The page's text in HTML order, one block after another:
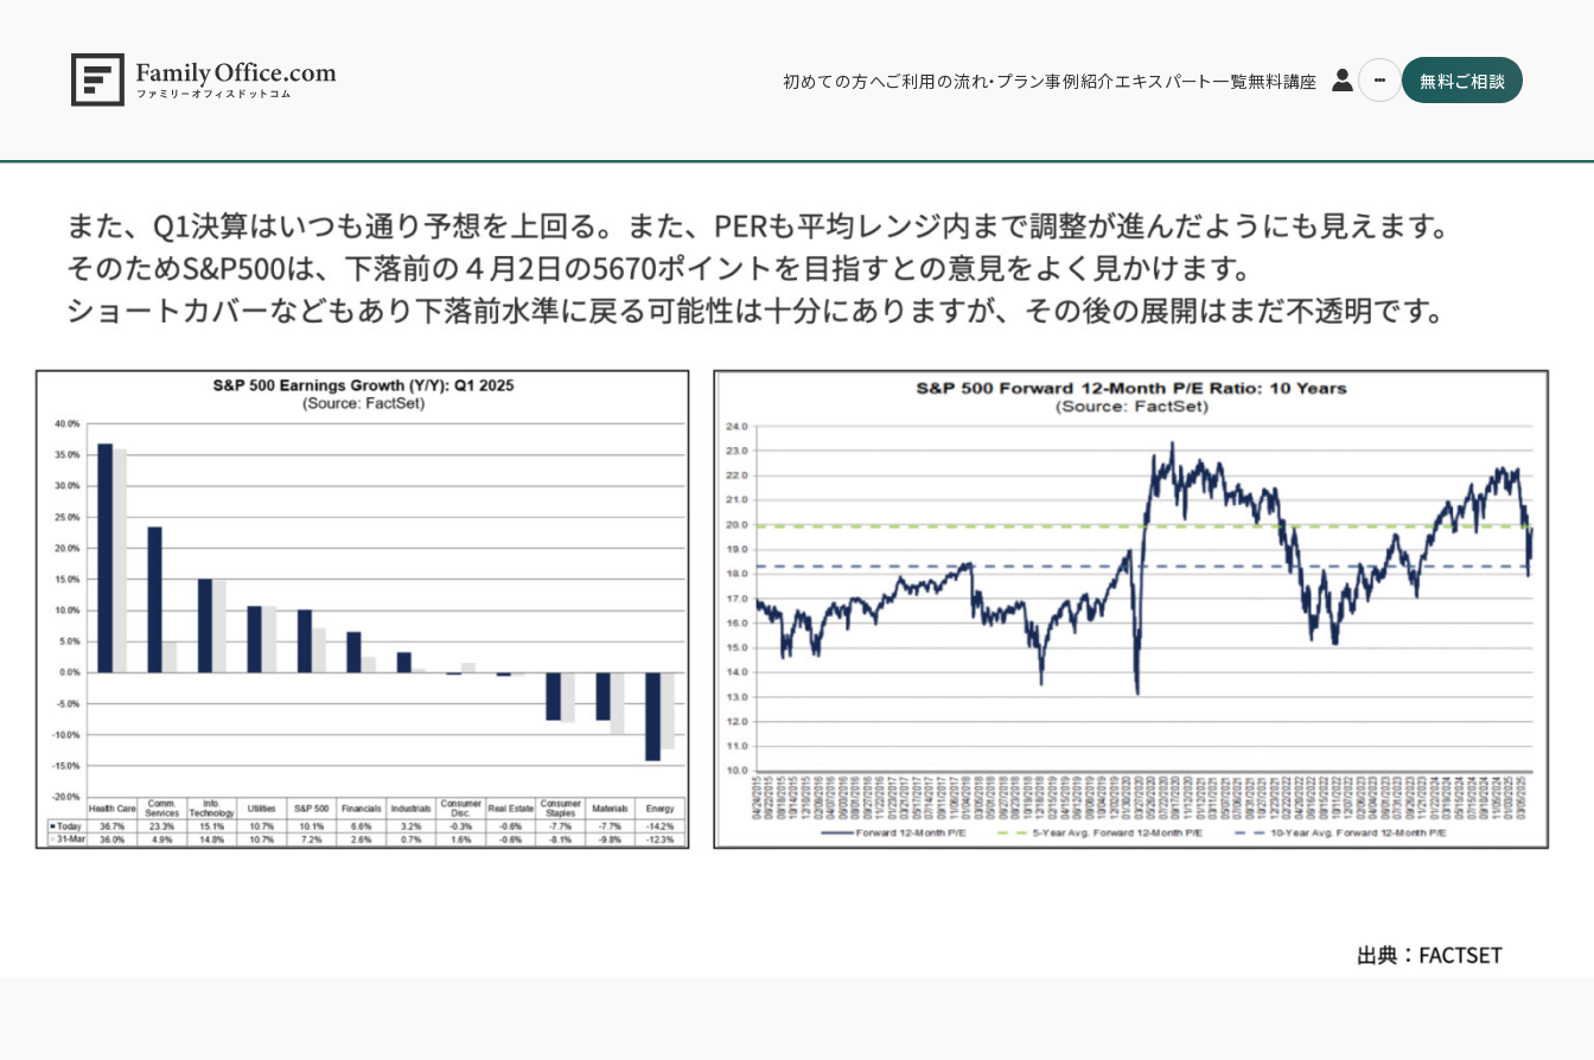
初めての方へご利用の流れ・プラン事例紹介エキスパート一覧無料講座 無料ご相談
初めての方へ
ご利用の流れ・プラン
事例紹介
エキスパート一覧
無料講座
利用者の声
ログイン
運営会社
ファミリーオフィスとは
メールマガジン登録
よくある質問
2025年4月28日.003